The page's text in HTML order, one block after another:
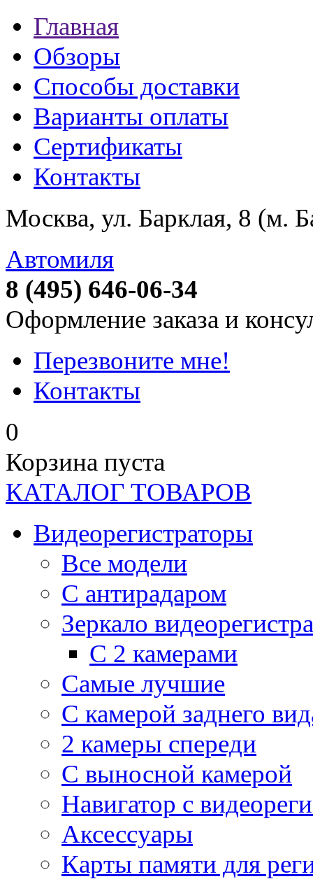
Главная
Обзоры
Способы доставки
Варианты оплаты
Сертификаты
Контакты
Москва, ул. Барклая, 8 (м.
Автомиля
8 (495) 646-06-34
Оформление заказа и
Перезвоните мне!
Контакты
0
Корзина пуста
КАТАЛОГ ТОВАРОВ
Видеорегистраторы
Все модели
C антирадаром
Зеркало
С 2 камерами
Самые лучшие
С камерой заднего
2 камеры спереди
С выносной камерой
Навигатор с
Аксессуары
Карты памяти для